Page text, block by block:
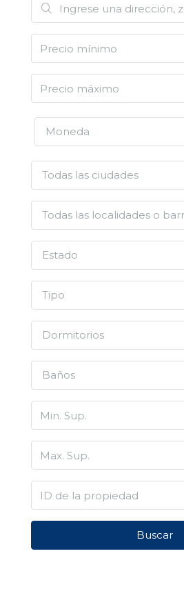
Moneda
Todas las ciudades
Todas las localidades o
Estado
Tipo
Dormitorios
Baños
Buscar